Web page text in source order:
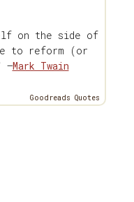
on the side of
to reform (or
—Mark Twain
Goodreads Quotes